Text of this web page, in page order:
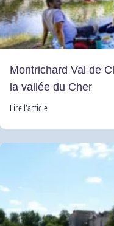
Montrichard Val de
la vallée du Cher
Lire l’article